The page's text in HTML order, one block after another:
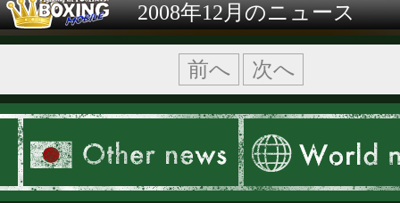
2008年12月のニュース
前へ 次へ